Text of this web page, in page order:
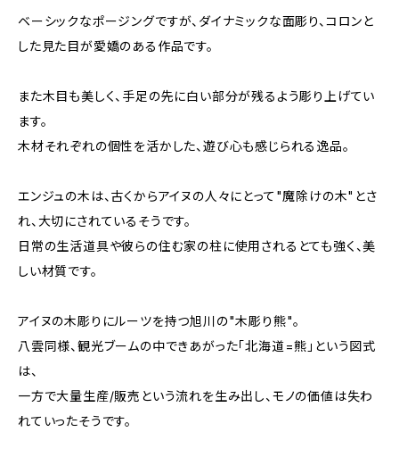
ベーシックなポージングですが、ダイナミックな面彫り、コロンと
した見た目が愛嬌のある作品です。
また木目も美しく、手足の先に白い部分が残るよう彫り上げてい
ます。
木材それぞれの個性を活かした、遊び心も感じられる逸品。
エンジュの木は、古くからアイヌの人々にとって"魔除けの木"とさ
れ、大切にされているそうです。
日常の生活道具や彼らの住む家の柱に使用されるとても強く、美
しい材質です。
アイヌの木彫りにルーツを持つ旭川の"木彫り熊"。
八雲同様、観光ブームの中できあがった「北海道=熊」という図式
は、
一方で大量生産/販売という流れを生み出し、モノの価値は失わ
れていったそうです。